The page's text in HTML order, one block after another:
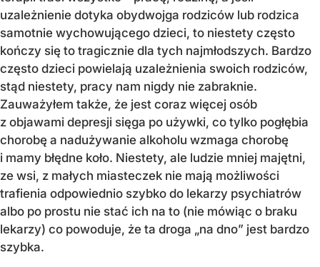
uzależnienie dotyka obydwojga rodziców lub rodzica
samotnie wychowującego dzieci, to niestety często
kończy się to tragicznie dla tych najmłodszych. Bardzo
często dzieci powielają uzależnienia swoich rodziców,
stąd niestety, pracy nam nigdy nie zabraknie.
Zauważyłem także, że jest coraz więcej osób
z objawami depresji sięga po używki, co tylko pogłębia
chorobę a nadużywanie alkoholu wzmaga chorobę
i mamy błędne koło. Niestety, ale ludzie mniej majętni,
ze wsi, z małych miasteczek nie mają możliwości
trafienia odpowiednio szybko do lekarzy psychiatrów
albo po prostu nie stać ich na to (nie mówiąc o braku
lekarzy) co powoduje, że ta droga „na dno” jest bardzo
szybka.